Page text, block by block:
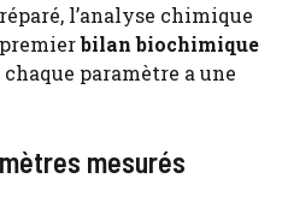
l’analyse chimique
bilan biochimique
chaque paramètre a une
mesurés